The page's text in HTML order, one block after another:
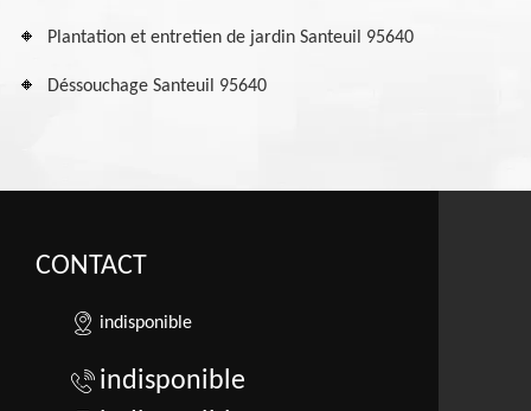
Plantation et entretien de jardin Santeuil 95640
Déssouchage Santeuil 95640
CONTACT
indisponible
indisponible